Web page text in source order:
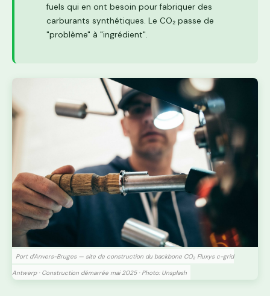
fuels qui en ont besoin pour fabriquer des
carburants synthétiques. Le CO₂ passe de
"problème" à "ingrédient".
Port d'Anvers-Bruges — site de construction du backbone CO₂ Fluxys c-grid
Antwerp · Construction démarrée mai 2025 · Photo: Unsplash